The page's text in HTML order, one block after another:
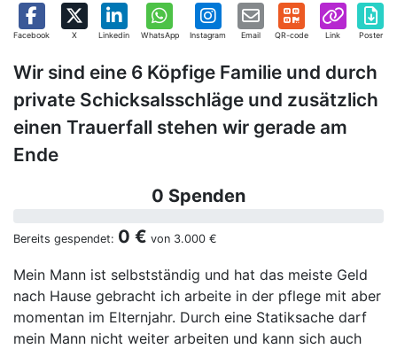
Facebook X Linkedin WhatsApp Instagram Email QR-code Link Poster
Wir sind eine 6 Köpfige Familie und durch
private Schicksalsschläge und zusätzlich
einen Trauerfall stehen wir gerade am
Ende
0 Spenden
Bereits gespendet: 0 € von 3.000 €
Mein Mann ist selbstständig und hat das meiste Geld
nach Hause gebracht ich arbeite in der pflege mit aber
momentan im Elternjahr. Durch eine Statiksache darf
mein Mann nicht weiter arbeiten und kann sich auch